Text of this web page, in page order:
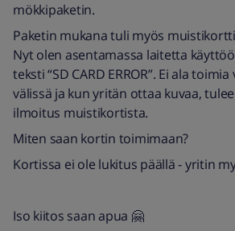
mökkipaketin.
Paketin mukana tuli myös
Nyt olen asentamassa laitetta
teksti “SD CARD ERROR”. Ei ala
välissä ja kun yritän ottaa kuvaa,
ilmoitus muistikortista.
Miten saan kortin toimimaan?
Kortissa ei ole lukitus päällä - yritin
Iso kiitos saan apua 🤗